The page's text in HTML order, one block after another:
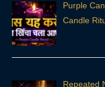
Purple
Candle